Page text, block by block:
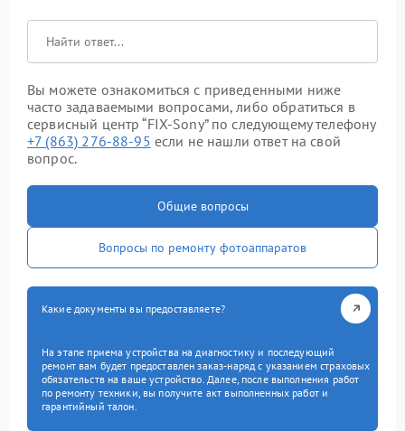
Вы можете ознакомиться с приведенными ниже
часто задаваемыми вопросами, либо обратиться в
сервисный центр “FIX-Sony” по следующему телефону
+7 (863) 276-88-95 если не нашли ответ на свой
вопрос.
Общие вопросы
Вопросы по ремонту фотоаппаратов
Какие документы вы предоставляете?
На этапе приема устройства на диагностику и последующий
ремонт вам будет предоставлен заказ-наряд с указанием страховых
обязательств на ваше устройство. Далее, после выполнения работ
по ремонту техники, вы получите акт выполненных работ и
гарантийный талон.